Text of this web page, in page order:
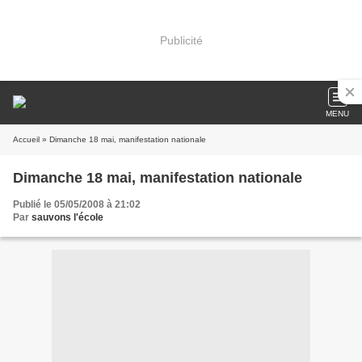
Publicité
MENU
Accueil » Dimanche 18 mai, manifestation nationale
Dimanche 18 mai, manifestation nationale
Publié le 05/05/2008 à 21:02
Par sauvons l'école